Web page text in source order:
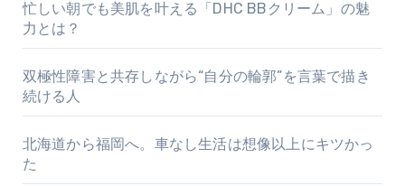
忙しい朝でも美肌を叶える「DHC BBクリーム」の魅
力とは？
双極性障害と共存しながら“自分の輪郭”を言葉で描き
続ける人
北海道から福岡へ。車なし生活は想像以上にキツかっ
た